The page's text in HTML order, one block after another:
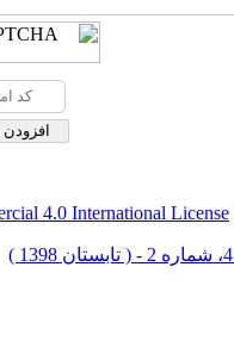
4.0 International License